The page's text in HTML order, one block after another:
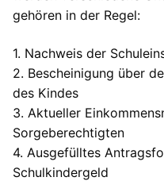
gehören in der Regel:
1. Nachweis der
2. Bescheinigung über
des Kindes
3. Aktueller
Sorgeberechtigten
4. Ausgefülltes
Schulkindergeld